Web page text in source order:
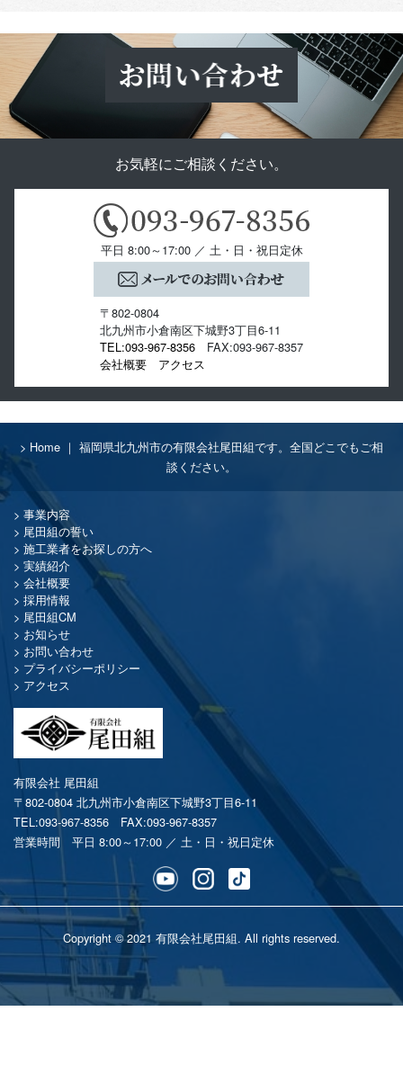
お気軽にご相談ください。
平日 8:00～17:00 ／ 土・日・祝日定休
〒802-0804
北九州市小倉南区下城野3丁目6-11
TEL:093-967-8356 FAX:093-967-8357
会社概要
アクセス
Home ｜ 福岡県北九州市の有限会社尾田組です。全国どこでもご相
談ください。
事業内容
尾田組の誓い
施工業者をお探しの方へ
実績紹介
会社概要
採用情報
尾田組CM
お知らせ
お問い合わせ
プライバシーポリシー
アクセス
有限会社 尾田組
〒802-0804 北九州市小倉南区下城野3丁目6-11
TEL:093-967-8356 FAX:093-967-8357
営業時間 平日 8:00～17:00 ／ 土・日・祝日定休
Copyright © 2021 有限会社尾田組. All rights reserved.